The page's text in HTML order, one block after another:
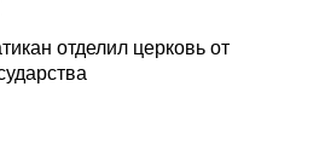
отделил церковь от